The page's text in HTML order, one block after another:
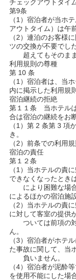
チェックアウトタイ
第9条
（1）宿泊者が当ホ
アウトタイム）は午
（2）連泊のお客様
ツの交換が不要でし
超えてもそのまま
利用規則の尊種
第 10 条
（1）宿泊者は、当
内に掲示した利用規
宿泊継続の拒絶
第１１条 当ホテル
合は宿泊の継続をお
（1）第 2 条第 3 項
き。
（2）前条での利用
宿泊の責任
第１２条
（1）当ホテルの責
できなくなったとき
により困難な場合
によるほかの宿泊施
（2）当ホテルの責
に対して客室の提供
ついては前項の対
ん。
（3）宿泊者がホテ
た事故に関して、当
負いません。
（4）宿泊者が泥酔
を使用不能にした場